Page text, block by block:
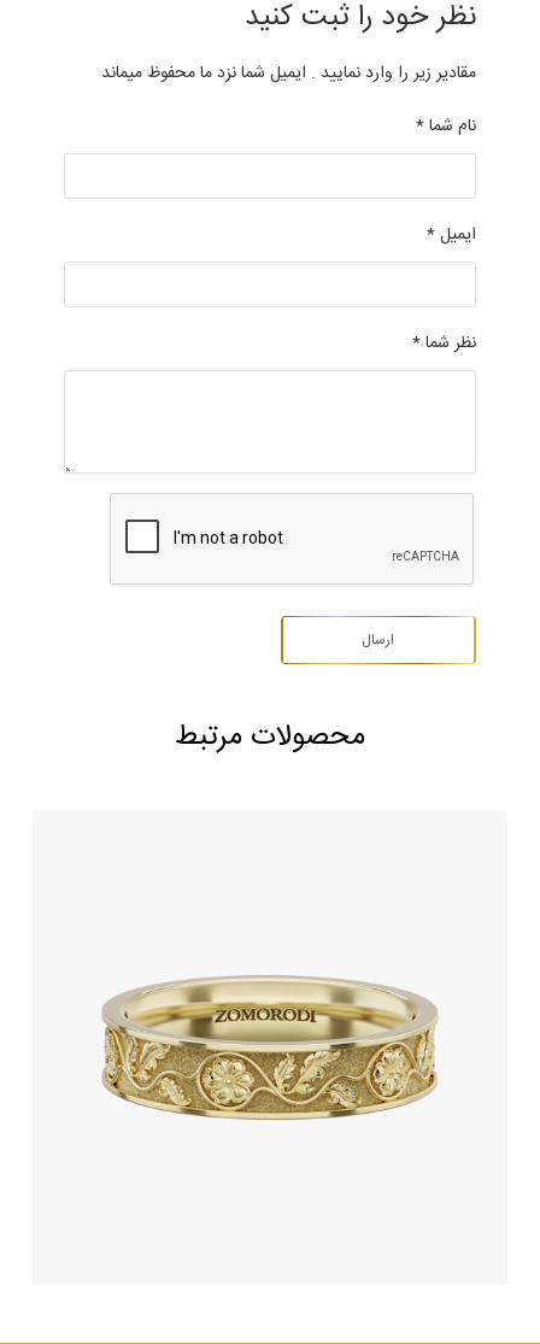
نظر خود را ثبت کنید
مقادیر زیر را وارد نمایید . ایمیل شما نزد ما محفوظ میماند
نام شما *
ایمیل *
نظر شما *
محصولات مرتبط
187,930,000 تومان